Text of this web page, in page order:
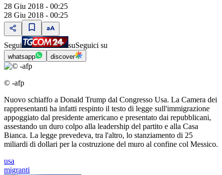
28 Giu 2018 - 00:25
28 Giu 2018 - 00:25
Segui suSeguici su
whatsapp discover
© -afp
Nuovo schiaffo a Donald Trump dal Congresso Usa. La Camera dei
rappresentanti ha infatti respinto il testo di legge sull'immigrazione
appoggiato dal presidente americano e presentato dai repubblicani,
assestando un duro colpo alla leadership del partito e alla Casa
Bianca. La legge prevedeva, tra l'altro, lo stanziamento di 25
miliardi di dollari per la costruzione del muro al confine col Messico.
usa
migranti